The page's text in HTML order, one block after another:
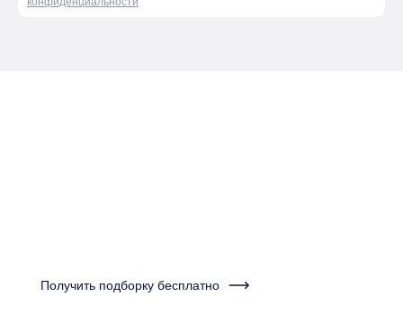
Получить подборку бесплатно